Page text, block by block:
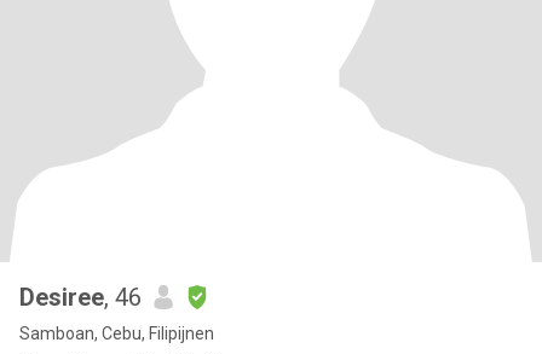
Desiree, 46
Samboan, Cebu, Filipijnen